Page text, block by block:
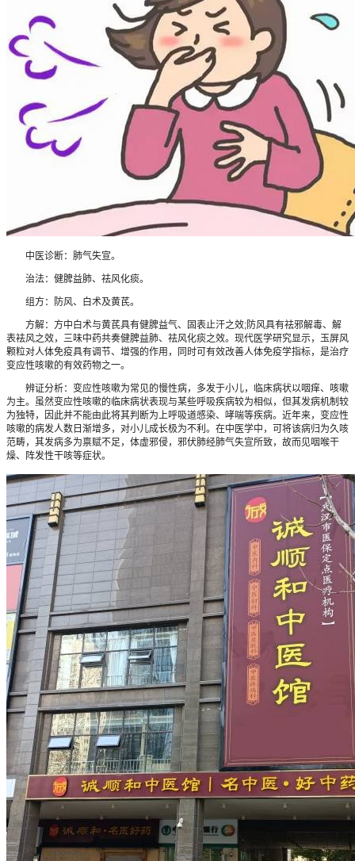
中医诊断：肺气失宣。
治法：健脾益肺、祛风化痰。
组方：防风、白术及黄芪。
方解：方中白术与黄芪具有健脾益气、固表止汗之效;防风具有祛邪解毒、解
表袪风之效，三味中药共奏健脾益肺、祛风化痰之效。现代医学研究显示，玉屏风
颗粒对人体免疫具有调节、增强的作用，同时可有效改善人体免疫学指标，是治疗
变应性咳嗽的有效药物之一。
辨证分析：变应性咳嗽为常见的慢性病，多发于小儿，临床病状以咽痒、咳嗽
为主。虽然变应性咳嗽的临床病状表现与某些呼吸疾病较为相似，但其发病机制较
为独特，因此并不能由此将其判断为上呼吸道感染、哮喘等疾病。近年来，变应性
咳嗽的病发人数日渐增多，对小儿成长极为不利。在中医学中，可将该病归为久咳
范畴，其发病多为禀赋不足，体虚邪侵，邪伏肺经肺气失宣所致，故而见咽喉干
燥、阵发性干咳等症状。